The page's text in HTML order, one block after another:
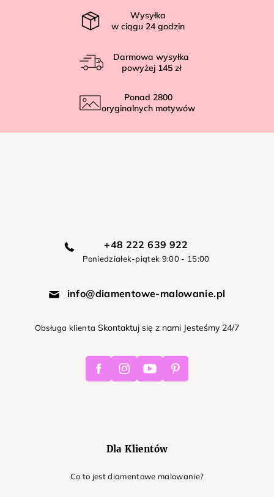
Wysyłka
w ciągu 24 godzin
Darmowa wysyłka
powyżej 145 zł
Ponad 2800
oryginalnych motywów
+48 222 639 922
Poniedziałek-piątek 9:00 - 15:00
info@diamentowe-malowanie.pl
Obsługa klienta Skontaktuj się z nami Jesteśmy 24/7
FacebookInstagramYoutube Pinterest
Dla Klientów
Co to jest diamentowe malowanie?